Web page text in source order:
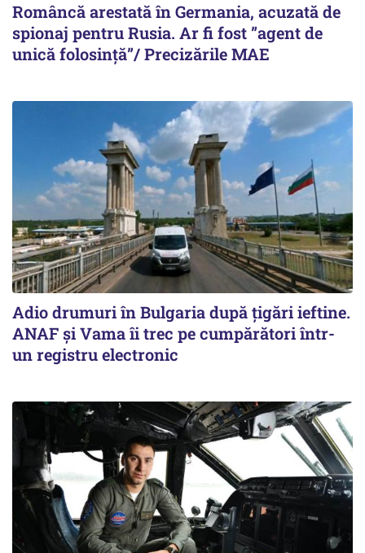
Româncă arestată în Germania, acuzată de
spionaj pentru Rusia. Ar fi fost ”agent de
unică folosință”/ Precizările MAE
Adio drumuri în Bulgaria după țigări ieftine.
ANAF și Vama îi trec pe cumpărători într-
un registru electronic